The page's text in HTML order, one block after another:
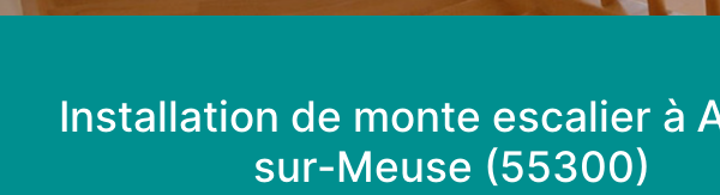
Installation de monte escalier à
sur-Meuse (55300)